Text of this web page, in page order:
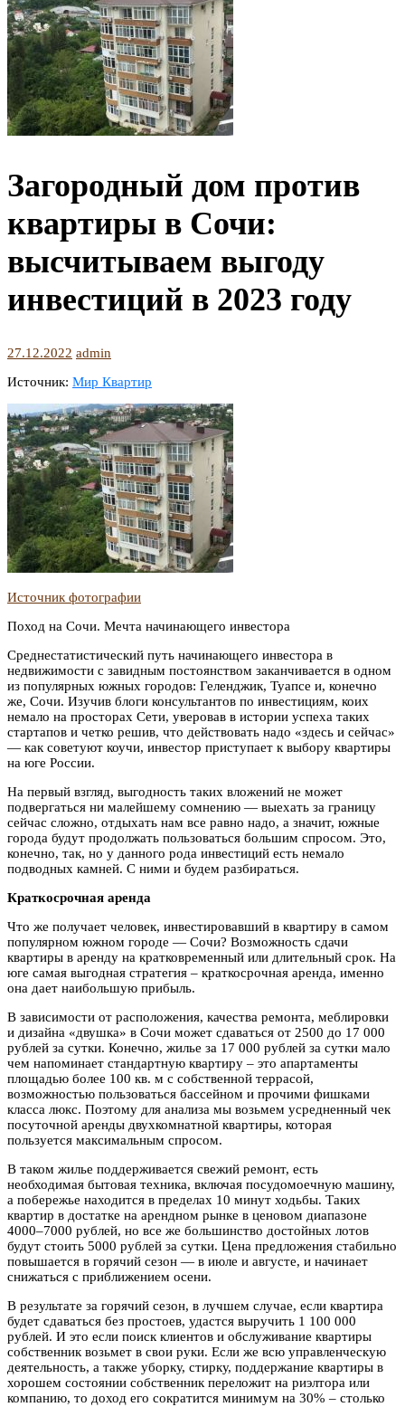
Загородный дом против
квартиры в Сочи:
высчитываем выгоду
инвестиций в 2023 году
27.12.2022 admin
Источник: Мир Квартир
Источник фотографии
Поход на Сочи. Мечта начинающего инвестора
Среднестатистический путь начинающего инвестора в
недвижимости с завидным постоянством заканчивается в одном
из популярных южных городов: Геленджик, Туапсе и, конечно
же, Сочи. Изучив блоги консультантов по инвестициям, коих
немало на просторах Сети, уверовав в истории успеха таких
стартапов и четко решив, что действовать надо «здесь и сейчас»
— как советуют коучи, инвестор приступает к выбору квартиры
на юге России.
На первый взгляд, выгодность таких вложений не может
подвергаться ни малейшему сомнению — выехать за границу
сейчас сложно, отдыхать нам все равно надо, а значит, южные
города будут продолжать пользоваться большим спросом. Это,
конечно, так, но у данного рода инвестиций есть немало
подводных камней. С ними и будем разбираться.
Краткосрочная аренда
Что же получает человек, инвестировавший в квартиру в самом
популярном южном городе — Сочи? Возможность сдачи
квартиры в аренду на кратковременный или длительный срок. На
юге самая выгодная стратегия – краткосрочная аренда, именно
она дает наибольшую прибыль.
В зависимости от расположения, качества ремонта, меблировки
и дизайна «двушка» в Сочи может сдаваться от 2500 до 17 000
рублей за сутки. Конечно, жилье за 17 000 рублей за сутки мало
чем напоминает стандартную квартиру – это апартаменты
площадью более 100 кв. м с собственной террасой,
возможностью пользоваться бассейном и прочими фишками
класса люкс. Поэтому для анализа мы возьмем усредненный чек
посуточной аренды двухкомнатной квартиры, которая
пользуется максимальным спросом.
В таком жилье поддерживается свежий ремонт, есть
необходимая бытовая техника, включая посудомоечную машину,
а побережье находится в пределах 10 минут ходьбы. Таких
квартир в достатке на арендном рынке в ценовом диапазоне
4000–7000 рублей, но все же большинство достойных лотов
будут стоить 5000 рублей за сутки. Цена предложения стабильно
повышается в горячий сезон — в июле и августе, и начинает
снижаться с приближением осени.
В результате за горячий сезон, в лучшем случае, если квартира
будет сдаваться без простоев, удастся выручить 1 100 000
рублей. И это если поиск клиентов и обслуживание квартиры
собственник возьмет в свои руки. Если же всю управленческую
деятельность, а также уборку, стирку, поддержание квартиры в
хорошем состоянии собственник переложит на риэлтора или
компанию, то доход его сократится минимум на 30% – столько